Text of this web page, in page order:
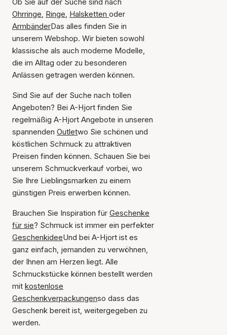
Ohrringe, Ringe, Halsketten oder
ArmbänderDas alles finden Sie in
unserem Webshop. Wir bieten sowohl
klassische als auch moderne Modelle,
die im Alltag oder zu besonderen
Anlässen getragen werden können.
Sind Sie auf der Suche nach tollen
Angeboten? Bei A-Hjort finden Sie
regelmäßig A-Hjort Angebote in unseren
spannenden Outletwo Sie schönen und
köstlichen Schmuck zu attraktiven
Preisen finden können. Schauen Sie bei
unserem Schmuckverkauf vorbei, wo
Sie Ihre Lieblingsmarken zu einem
günstigen Preis erwerben können.
Brauchen Sie Inspiration für Geschenke
für sie? Schmuck ist immer ein perfekter
GeschenkideeUnd bei A-Hjort ist es
ganz einfach, jemanden zu verwöhnen,
der Ihnen am Herzen liegt. Alle
Schmuckstücke können bestellt werden
mit kostenlose
Geschenkverpackungenso dass das
Geschenk bereit ist, weitergegeben zu
werden.